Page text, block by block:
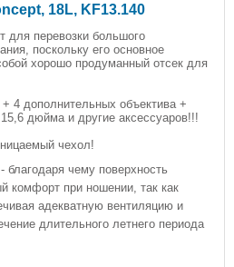
18L, KF13.140
для перевозки большого
поскольку его основное
хорошо продуманный отсек для
4 дополнительных объектива +
дюйма и другие аксессуаров!!!
чехол!
благодаря чему поверхность
комфорт при ношении, так как
адекватную вентиляцию и
длительного летнего периода